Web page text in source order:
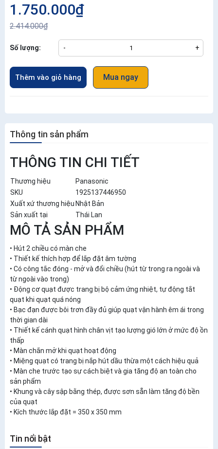
1.750.000₫
2.414.000₫
Số lượng: - +
Thêm vào giỏ hàng Mua ngay
Thông tin sản phẩm
THÔNG TIN CHI TIẾT
Thương hiệu
Panasonic
SKU
1925137446950
Xuất xứ thương hiệuNhật Bản
Sản xuất tại
Thái Lan
MÔ TẢ SẢN PHẨM
• Hút 2 chiều có màn che
• Thiết kế thích hợp để lắp đặt âm tường
• Có công tắc đóng - mở và đổi chiều (hút từ trong ra ngoài và
từ ngoài vào trong)
• Động cơ quạt được trang bị bộ cảm ứng nhiệt, tự động tắt
quạt khi quạt quá nóng
• Bạc đạn được bôi trơn đầy đủ giúp quạt vận hành êm ái trong
thời gian dài
• Thiết kế cánh quạt hình chân vịt tạo lượng gió lớn ở mức độ ồn
thấp
• Màn chắn mở khi quạt hoạt động
• Miệng quạt có trang bị nắp hút dầu thừa một cách hiệu quả
• Màn che trước tạo sự cách biệt và gia tăng độ an toàn cho
sản phẩm
• Khung và cây sập bằng thép, được sơn sẵn làm tăng độ bền
của quạt
• Kích thước lắp đặt = 350 x 350 mm
Tin nổi bật